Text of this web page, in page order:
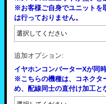
※お客様ご自身でユニットを
は行っておりません。
追加オプション:
イヤホンコンバーターXが同
※こちらの機種は、コネクタ
め、配線同士の直付け加工と